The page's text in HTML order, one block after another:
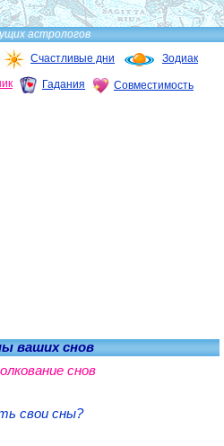
астрологов
Счастливые дни Зодиак
Гадания Совместимость
ваших снов
снов
свои сны?